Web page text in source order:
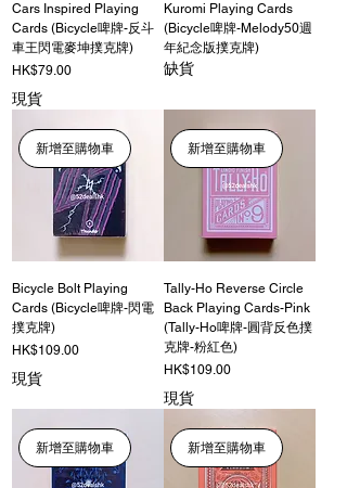
Cars Inspired Playing
Cards (Bicycle啤牌-反斗
車王閃電麥坤撲克牌)
價格
HK$79.00
現貨
Kuromi Playing Cards
(Bicycle啤牌-Melody50週
年紀念版撲克牌)
缺貨
新增至購物車
Bicycle Bolt Playing
Cards (Bicycle啤牌-閃電
撲克牌)
價格
HK$109.00
現貨
新增至購物車
Tally-Ho Reverse Circle
Back Playing Cards-Pink
(Tally-Ho啤牌-圓背反色撲
克牌-粉紅色)
價格
HK$109.00
現貨
新增至購物車 新增至購物車